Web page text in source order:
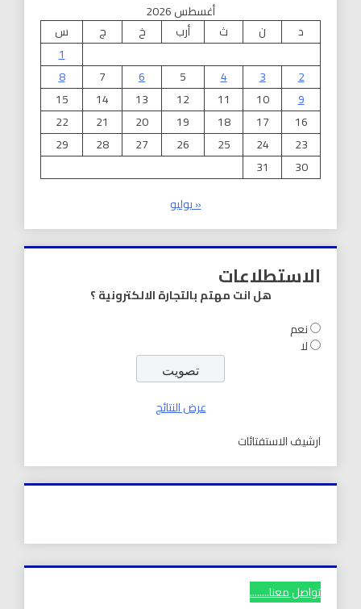
أغسطس 2026
د
ن ث أرب خ ج
س
1
2
3
4
5
6
7
8
9
10
11
12
13
14
15
16
17
18
19
20
21
22
23
24
25
26
27
28
29
30
31
« يوليو
الاستطلاعات
هل انت مهتم بالتجارة الالكترونية ؟
نعم
لا
عرض النتائج
ارشيف الاستفتائات
تواصل معنا........